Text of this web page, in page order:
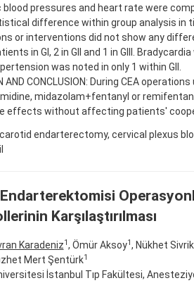
blood pressures and heart rate were
difference within group analysis in
or interventions did not show any
in GI, 2 in GII and 1 in GIII.
was noted in only 1 within GII.
AND CONCLUSION: During CEA
midazolam+fentanyl or
effects without affecting patients'
carotid endarterectomy, cervical plexus
Karşılaştırılması
Karadeniz1 , Ömür Aksoy1 , Nükhet
Mert Şentürk1
İstanbul Tıp Fakültesi,